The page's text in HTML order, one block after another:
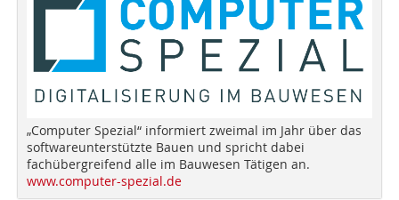
„Computer Spezial“ informiert zweimal im Jahr über das
softwareunterstützte Bauen und spricht dabei
fachübergreifend alle im Bauwesen Tätigen an.
www.computer-spezial.de